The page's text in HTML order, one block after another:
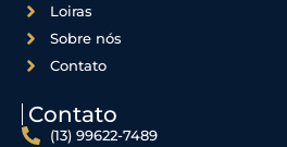
Loiras
Sobre nós
Contato
Contato
(13) 99622-7489